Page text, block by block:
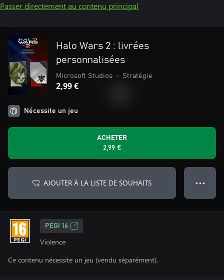
Passer directement au contenu principal
Halo Wars 2 : livrées
personnalisées
Microsoft Studios • Stratégie
2,99 €
Nécessite un jeu
ACHETER
2,99 €
AJOUTER À LA LISTE DE SOUHAITS ● ● ●
PEGI 16
Violence
Ce contenu nécessite un jeu (vendu séparément).